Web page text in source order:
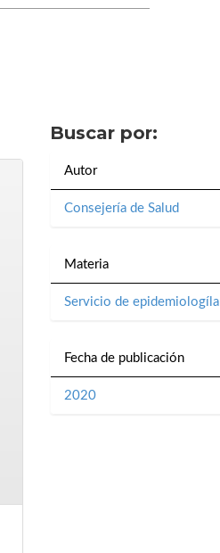
Buscar por:
Autor
Consejería de Salud
Materia
Servicio de epidemiologíla
Fecha de publicación
2020